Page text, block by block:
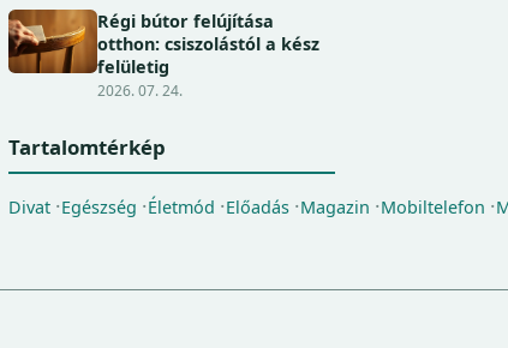
Régi bútor felújítása
otthon: csiszolástól a kész
felületig
2026. 07. 24.
Tartalomtérkép
Divat Egészség Életmód Előadás Magazin Mobiltelefon